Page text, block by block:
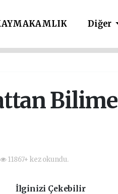
Diğer
Bilime
11867+ kez okundu.
İlginizi Çekebilir